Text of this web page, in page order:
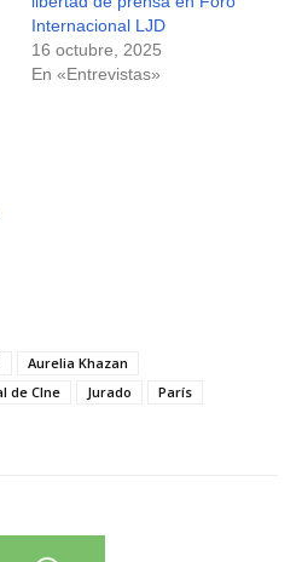
Internacional LJD
16 octubre, 2025
En «Entrevistas»
Aurelia Khazan
de CIne Jurado
París